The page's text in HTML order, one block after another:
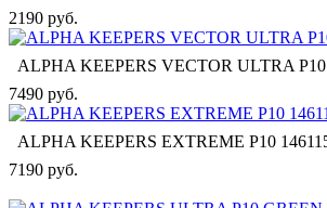
2190 руб.
ALPHA KEEPERS VECTOR ULTRA
7490 руб.
ALPHA KEEPERS EXTREME P10
7190 руб.